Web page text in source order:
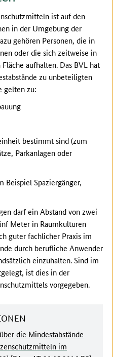
ist auf den
in der Umgebung der
gehören Personen, die in
oder die sich zeitweise in
aufhalten. Das BVL hat
zu unbeteiligten
gelten zu:
bestimmt sind (zum
Parkanlagen oder
Beispiel Spaziergänger,
darf ein Abstand von zwei
Meter in Raumkulturen
guter fachlicher Praxis im
durch berufliche Anwender
einzuhalten. Sind im
ist dies in der
vorgegeben.
die Mindestabstände
im